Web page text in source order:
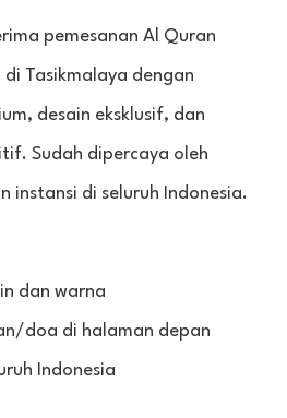
pemesanan Al Quran
Tasikmalaya dengan
desain eksklusif, dan
Sudah dipercaya oleh
instansi di seluruh Indonesia.
dan warna
doa di halaman depan
Indonesia